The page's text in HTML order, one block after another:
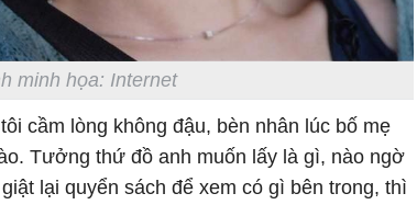
minh họa: Internet
cầm lòng không đậu, bèn nhân lúc bố mẹ
Tưởng thứ đồ anh muốn lấy là gì, nào ngờ
lại quyển sách để xem có gì bên trong, thì